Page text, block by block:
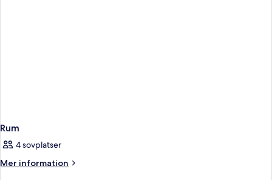
Rum
4 sovplatser
Mer information
Mer